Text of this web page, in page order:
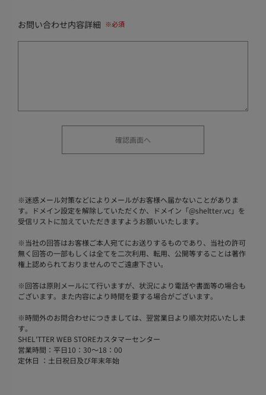
お問い合わせ内容詳細
※迷惑メール対策などによりメールがお客様へ届かないことがありま
す。ドメイン設定を解除していただくか、ドメイン「@sheltter.vc」を
受信リストに加えていただきますようお願いいたします。
※当社の回答はお客様ご本人宛てにお送りするものであり、当社の許可
無く回答の一部もしくは全てを二次利用、転用、公開等することは著作
権上認められておりませんのでご遠慮下さい。
※回答は原則メールにて行いますが、状況により電話や書面等の場合も
ございます。また内容により時間を要する場合がございます。
※時間外のお問合わせにつきましては、翌営業日より順次対応いたしま
す。
SHEL'TTER WEB STOREカスタマーセンター
営業時間：平日10：30～18：00
定休日 ：土日祝日及び年末年始